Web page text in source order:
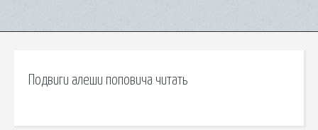
Подвиги алеши поповича читать